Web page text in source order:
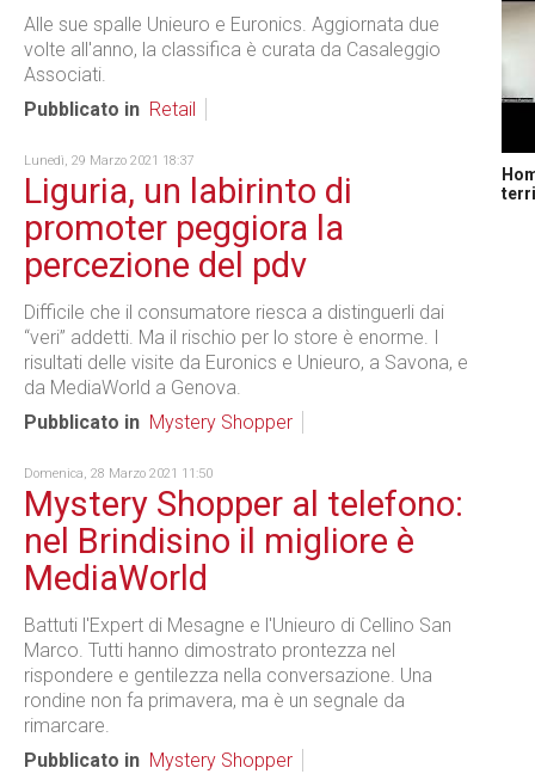
Alle sue spalle Unieuro e Euronics. Aggiornata due
volte all'anno, la classifica è curata da Casaleggio
Associati.
Pubblicato in Retail
Lunedì, 29 Marzo 2021 18:37
Liguria, un labirinto di
promoter peggiora la
percezione del pdv
Difficile che il consumatore riesca a distinguerli dai
“veri” addetti. Ma il rischio per lo store è enorme. I
risultati delle visite da Euronics e Unieuro, a Savona, e
da MediaWorld a Genova.
Pubblicato in Mystery Shopper
Domenica, 28 Marzo 2021 11:50
Mystery Shopper al telefono:
nel Brindisino il migliore è
MediaWorld
Battuti l'Expert di Mesagne e l'Unieuro di Cellino San
Marco. Tutti hanno dimostrato prontezza nel
rispondere e gentilezza nella conversazione. Una
rondine non fa primavera, ma è un segnale da
rimarcare.
Pubblicato in Mystery Shopper